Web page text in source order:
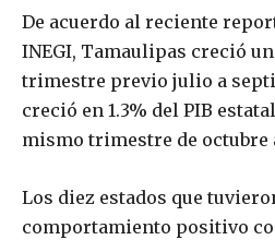
De acuerdo al reciente
INEGI, Tamaulipas creció
trimestre previo julio a
creció en 1.3% del PIB
mismo trimestre de octubre
Los diez estados que
comportamiento positivo